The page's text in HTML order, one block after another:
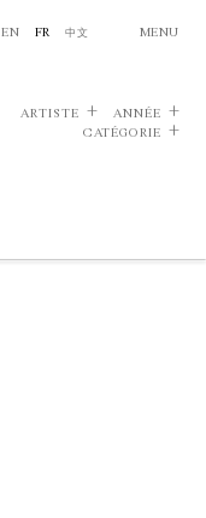
EN FR 中文 MENU
ARTISTE
ANNÉE
CATÉGORIE